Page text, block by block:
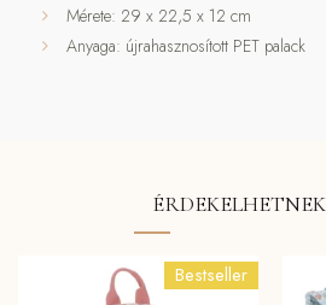
Mérete: 29 x 22,5 x 12 cm
Anyaga: újrahasznosított PET palack
Bestseller